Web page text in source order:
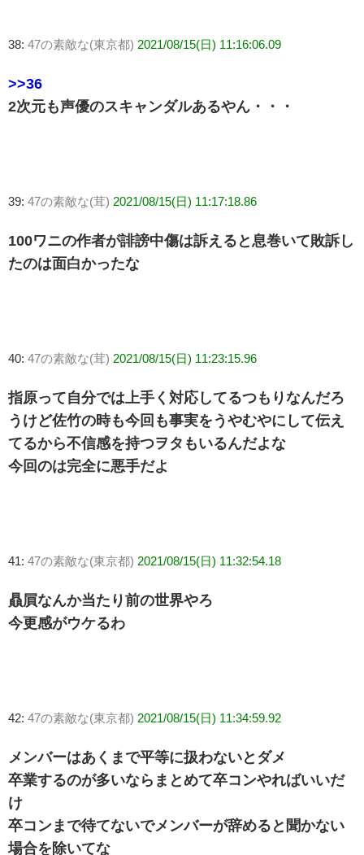
38: 47の素敵な(東京都) 2021/08/15(日) 11:16:06.09
>>36
2次元も声優のスキャンダルあるやん・・・
39: 47の素敵な(茸) 2021/08/15(日) 11:17:18.86
100ワニの作者が誹謗中傷は訴えると息巻いて敗訴し
たのは面白かったな
40: 47の素敵な(茸) 2021/08/15(日) 11:23:15.96
指原って自分では上手く対応してるつもりなんだろ
うけど佐竹の時も今回も事実をうやむやにして伝え
てるから不信感を持つヲタもいるんだよな
今回のは完全に悪手だよ
41: 47の素敵な(東京都) 2021/08/15(日) 11:32:54.18
贔屓なんか当たり前の世界やろ
今更感がウケるわ
42: 47の素敵な(東京都) 2021/08/15(日) 11:34:59.92
メンバーはあくまで平等に扱わないとダメ
卒業するのが多いならまとめて卒コンやればいいだ
け
卒コンまで待てないでメンバーが辞めると聞かない
場合を除いてな